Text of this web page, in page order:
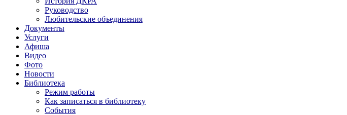
Руководство
Любительские объединения
Документы
Услуги
Афиша
Видео
Фото
Новости
Библиотека
Режим работы
Как записаться в библиотеку
События